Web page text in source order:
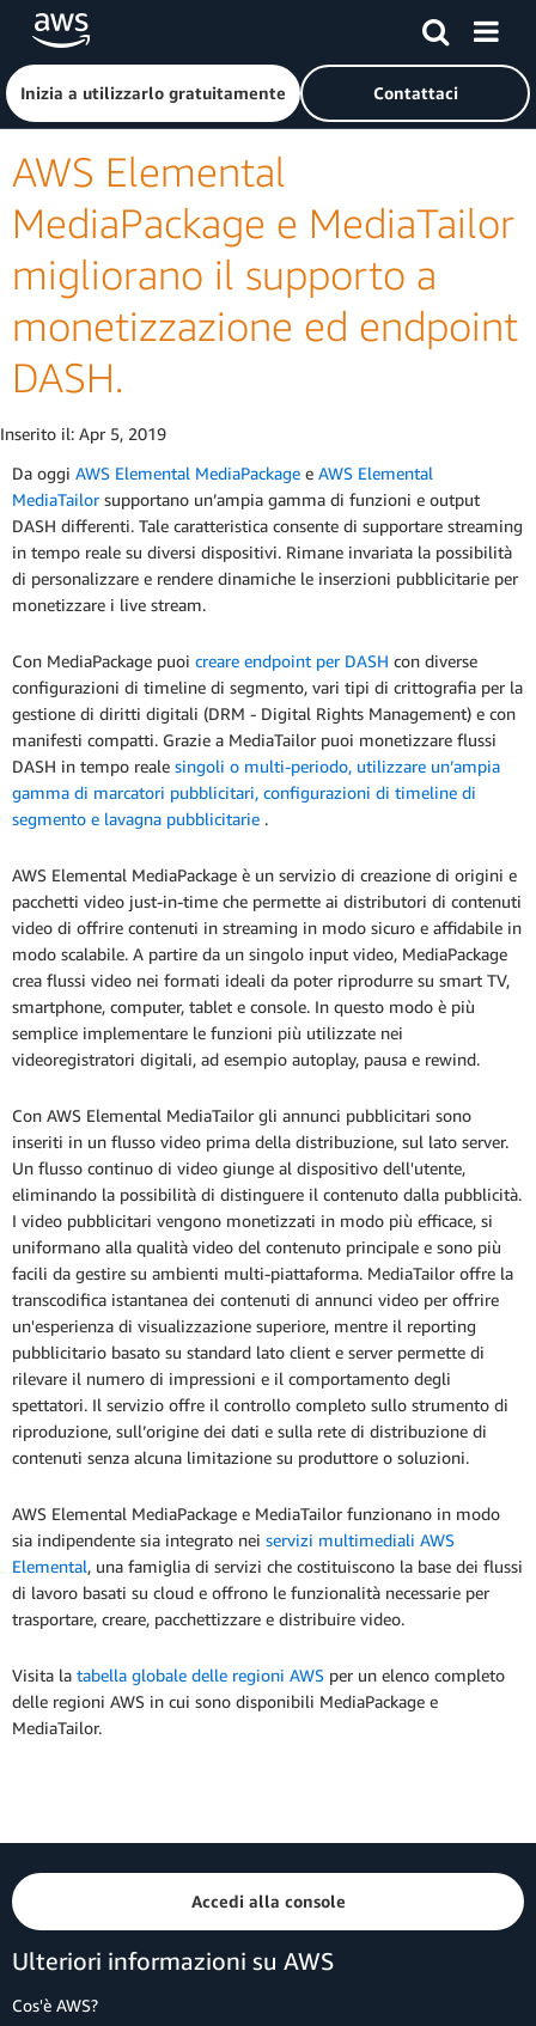
Passa al contenuto principale
Fai clic qui per tornare alla home page di Amazon Web
Inizia a utilizzarlo gratuitamente Contattaci
AWS Elemental
MediaPackage e MediaTailor
migliorano il supporto a
monetizzazione ed endpoint
DASH.
Inserito il: Apr 5, 2019
Da oggi AWS Elemental MediaPackage e AWS Elemental
MediaTailorsupportano un’ampia gamma di funzioni e output
DASH differenti. Tale caratteristica consente di supportare streaming
in tempo reale su diversi dispositivi. Rimane invariata la possibilità
di personalizzare e rendere dinamiche le inserzioni pubblicitarie per
monetizzare i live stream.
Con MediaPackage puoi creare endpoint per DASH con diverse
configurazioni di timeline di segmento, vari tipi di crittografia per la
gestione di diritti digitali (DRM - Digital Rights Management) e con
manifesti compatti. Grazie a MediaTailor puoi monetizzare flussi
DASH in tempo reale singoli o multi-periodo, utilizzare un’ampia
gamma di marcatori pubblicitari, configurazioni di timeline di
segmento e lavagna pubblicitarie .
AWS Elemental MediaPackage è un servizio di creazione di origini e
pacchetti video just-in-time che permette ai distributori di contenuti
video di offrire contenuti in streaming in modo sicuro e affidabile in
modo scalabile. A partire da un singolo input video, MediaPackage
crea flussi video nei formati ideali da poter riprodurre su smart TV,
smartphone, computer, tablet e console. In questo modo è più
semplice implementare le funzioni più utilizzate nei
videoregistratori digitali, ad esempio autoplay, pausa e rewind.
Con AWS Elemental MediaTailor gli annunci pubblicitari sono
inseriti in un flusso video prima della distribuzione, sul lato server.
Un flusso continuo di video giunge al dispositivo dell'utente,
eliminando la possibilità di distinguere il contenuto dalla pubblicità.
I video pubblicitari vengono monetizzati in modo più efficace, si
uniformano alla qualità video del contenuto principale e sono più
facili da gestire su ambienti multi-piattaforma. MediaTailor offre la
transcodifica istantanea dei contenuti di annunci video per offrire
un'esperienza di visualizzazione superiore, mentre il reporting
pubblicitario basato su standard lato client e server permette di
rilevare il numero di impressioni e il comportamento degli
spettatori. Il servizio offre il controllo completo sullo strumento di
riproduzione, sull’origine dei dati e sulla rete di distribuzione di
contenuti senza alcuna limitazione su produttore o soluzioni.
AWS Elemental MediaPackage e MediaTailor funzionano in modo
sia indipendente sia integrato nei servizi multimediali AWS
Elemental, una famiglia di servizi che costituiscono la base dei flussi
di lavoro basati su cloud e offrono le funzionalità necessarie per
trasportare, creare, pacchettizzare e distribuire video.
Visita la tabella globale delle regioni AWS per un elenco completo
delle regioni AWS in cui sono disponibili MediaPackage e
MediaTailor.
Accedi alla console
Ulteriori informazioni su AWS
Cos'è AWS?